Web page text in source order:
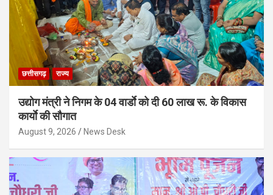
छत्तीसगढ़ राज्य
उद्योग मंत्री ने निगम के 04 वार्डाे को दी 60 लाख रू. के विकास
कार्याे की सौगात
August 9, 2026 News Desk